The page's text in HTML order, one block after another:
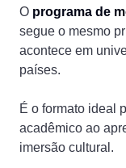
O programa de
segue o mesmo
acontece em
países.
É o formato ideal
acadêmico ao
imersão cultural.